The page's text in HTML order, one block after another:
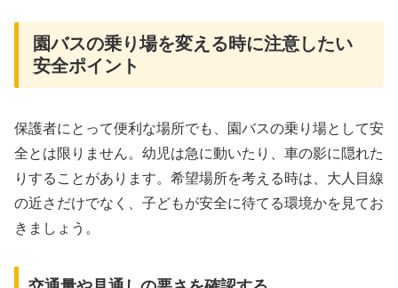
園バスの乗り場を変える時に注意したい
安全ポイント
保護者にとって便利な場所でも、園バスの乗り場として安
全とは限りません。幼児は急に動いたり、車の影に隠れた
りすることがあります。希望場所を考える時は、大人目線
の近さだけでなく、子どもが安全に待てる環境かを見てお
きましょう。